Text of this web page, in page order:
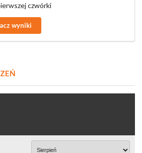
czwórki
wyniki